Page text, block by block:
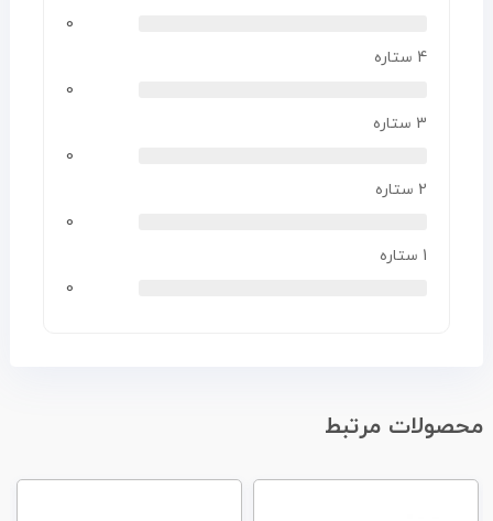
0
4 ستاره
0
3 ستاره
0
2 ستاره
0
1 ستاره
0
محصولات مرتبط